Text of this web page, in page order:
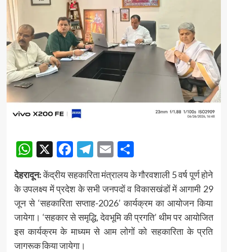
WhatsApp
X Facebook
Telegram
EmailShare
देहरादून:केंद्रीय सहकारिता मंत्रालय के गौरवशाली 5 वर्ष पूर्ण होने
के उपलक्ष्य में प्रदेश के सभी जनपदों व विकासखंडों में आगामी 29
जून से ‘सहकारिता सप्ताह-2026’ कार्यक्रम का आयोजन किया
जायेगा। ‘सहकार से समृद्धि, देवभूमि की प्रगति’ थीम पर आयोजित
इस कार्यक्रम के माध्यम से आम लोगों को सहकारिता के प्रति
जागरूक किया जायेगा।